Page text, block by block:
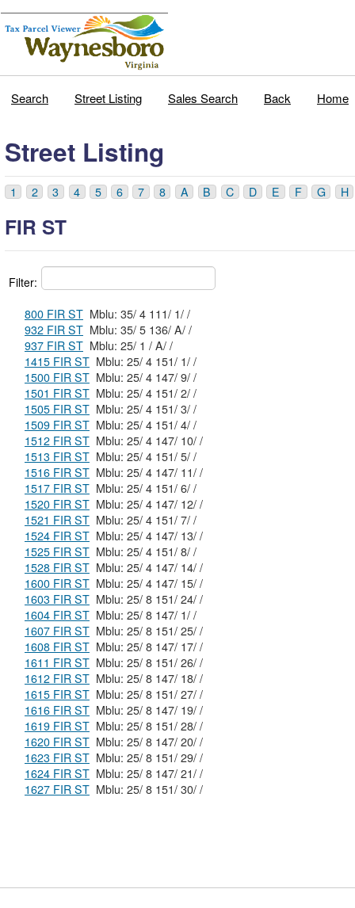
Search Street Listing Sales Search Back Home
Street Listing
1 2 3 4 5 6 7 8 A B C D E F G H
FIR ST
Filter:
800 FIR ST
Mblu: 35/ 4 111/ 1/ /
932 FIR ST
Mblu: 35/ 5 136/ A/ /
937 FIR ST
Mblu: 25/ 1 / A/ /
1415 FIR ST
Mblu: 25/ 4 151/ 1/ /
1500 FIR ST
Mblu: 25/ 4 147/ 9/ /
1501 FIR ST
Mblu: 25/ 4 151/ 2/ /
1505 FIR ST
Mblu: 25/ 4 151/ 3/ /
1509 FIR ST
Mblu: 25/ 4 151/ 4/ /
1512 FIR ST
Mblu: 25/ 4 147/ 10/ /
1513 FIR ST
Mblu: 25/ 4 151/ 5/ /
1516 FIR ST
Mblu: 25/ 4 147/ 11/ /
1517 FIR ST
Mblu: 25/ 4 151/ 6/ /
1520 FIR ST
Mblu: 25/ 4 147/ 12/ /
1521 FIR ST
Mblu: 25/ 4 151/ 7/ /
1524 FIR ST
Mblu: 25/ 4 147/ 13/ /
1525 FIR ST
Mblu: 25/ 4 151/ 8/ /
1528 FIR ST
Mblu: 25/ 4 147/ 14/ /
1600 FIR ST
Mblu: 25/ 4 147/ 15/ /
1603 FIR ST
Mblu: 25/ 8 151/ 24/ /
1604 FIR ST
Mblu: 25/ 8 147/ 1/ /
1607 FIR ST
Mblu: 25/ 8 151/ 25/ /
1608 FIR ST
Mblu: 25/ 8 147/ 17/ /
1611 FIR ST
Mblu: 25/ 8 151/ 26/ /
1612 FIR ST
Mblu: 25/ 8 147/ 18/ /
1615 FIR ST
Mblu: 25/ 8 151/ 27/ /
1616 FIR ST
Mblu: 25/ 8 147/ 19/ /
1619 FIR ST
Mblu: 25/ 8 151/ 28/ /
1620 FIR ST
Mblu: 25/ 8 147/ 20/ /
1623 FIR ST
Mblu: 25/ 8 151/ 29/ /
1624 FIR ST
Mblu: 25/ 8 147/ 21/ /
1627 FIR ST
Mblu: 25/ 8 151/ 30/ /